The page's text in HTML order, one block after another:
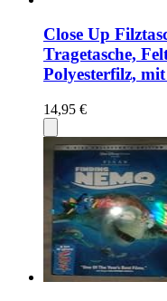
Close Up
Tragetasche,
Polyesterfilz,
14,95 €